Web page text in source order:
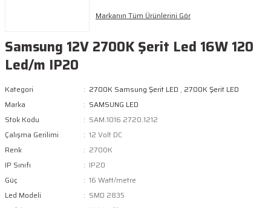
Markanın Tüm Ürünlerini Gör
Samsung 12V 2700K Şerit Led 16W 120
Led/m IP20
Kategori 2700K Samsung Şerit LED , 2700K Şerit LED
Marka
SAMSUNG LED
Stok Kodu
SAM.1016.2720.1212
Çalışma Gerilimi
12 Volt DC
Renk
2700K
IP Sınıfı
IP20
Güç
16 Watt/metre
Led Modeli
SMD 2835